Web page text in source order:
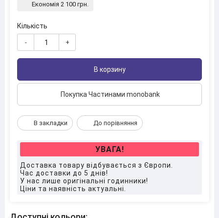
Економія 2 100 грн.
Кількість
- +
В корзину
Покупка Частинами monobank
В закладки До порівняння
УВАГА!
Доставка товару відбувається з Європи.
Час доставки до 5 днів!
У нас лише оригінальні годинники!
Ціни та наявність актуальні.